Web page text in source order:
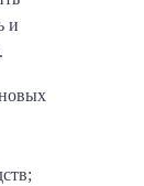
и